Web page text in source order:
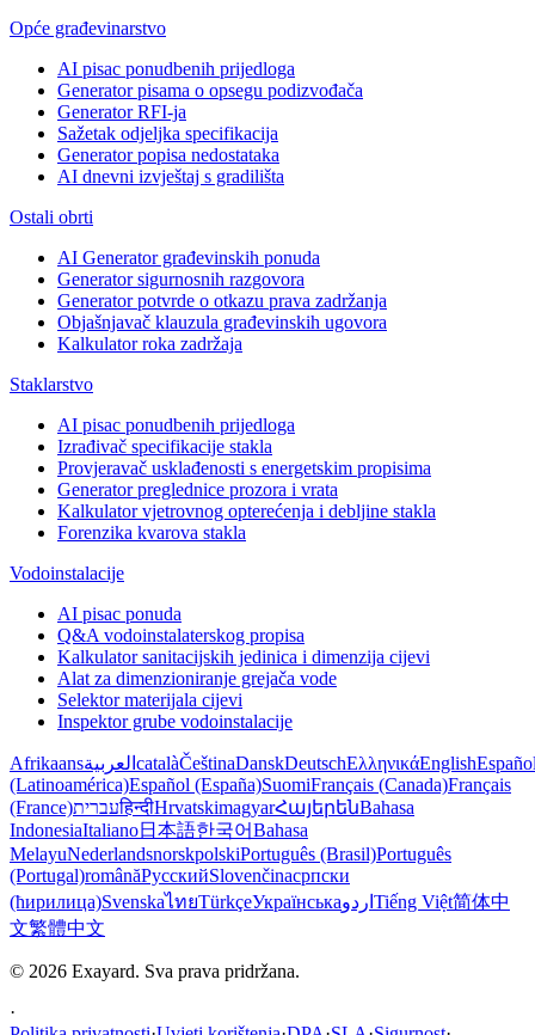
Opće građevinarstvo
AI pisac ponudbenih prijedloga
Generator pisama o opsegu podizvođača
Generator RFI-ja
Sažetak odjeljka specifikacija
Generator popisa nedostataka
AI dnevni izvještaj s gradilišta
Ostali obrti
AI Generator građevinskih ponuda
Generator sigurnosnih razgovora
Generator potvrde o otkazu prava zadržanja
Objašnjavač klauzula građevinskih ugovora
Kalkulator roka zadržaja
Staklarstvo
AI pisac ponudbenih prijedloga
Izrađivač specifikacije stakla
Provjeravač usklađenosti s energetskim propisima
Generator preglednice prozora i vrata
Kalkulator vjetrovnog opterećenja i debljine stakla
Forenzika kvarova stakla
Vodoinstalacije
AI pisac ponuda
Q&A vodoinstalaterskog propisa
Kalkulator sanitacijskih jedinica i dimenzija cijevi
Alat za dimenzioniranje grejača vode
Selektor materijala cijevi
Inspektor grube vodoinstalacije
Afrikaansالعربية catalàČeštinaDanskDeutschΕλληνικάEnglish
(Latinoamérica)Español (España)SuomiFrançais (Canada)Français
(France)עבריתहिन्दीHrvatskimagyarՀայերենBahasa
IndonesiaItaliano日本語한국어Bahasa
MelayuNederlandsnorskpolskiPortuguês (Brasil)Português
(Portugal)românăРусскийSlovenčinaсрпски
(ћирилица)SvenskaไทยTürkçeУкраїнськаاردو Tiếng Việt简体中
文繁體中文
© 2026 Exayard. Sva prava pridržana.
·